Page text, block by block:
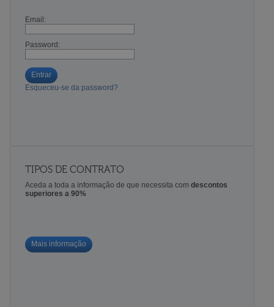
Email:
Password:
Entrar
Esqueceu-se da password?
TIPOS DE CONTRATO
Aceda a toda a informação de que necessita com descontos
superiores a 90%
Mais informação